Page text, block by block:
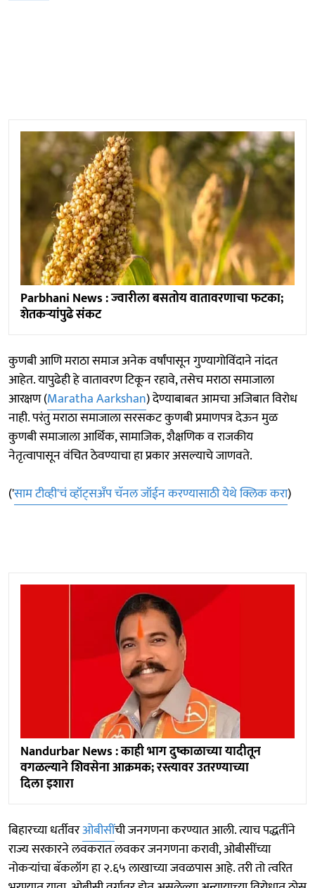
Parbhani News : ज्वारीला बसतोय वातावरणाचा फटका;
शेतकऱ्यांपुढे संकट
कुणबी आणि मराठा समाज अनेक वर्षांपासून गुण्यागोविंदाने नांदत
आहेत. यापुढेही हे वातावरण टिकून रहावे, तसेच मराठा समाजाला
आरक्षण (Maratha Aarkshan) देण्याबाबत आमचा अजिबात विरोध
नाही. परंतु मराठा समाजाला सरसकट कुणबी प्रमाणपत्र देऊन मुळ
कुणबी समाजाला आर्थिक, सामाजिक, शैक्षणिक व राजकीय
नेतृत्वापासून वंचित ठेवण्याचा हा प्रकार असल्याचे जाणवते.
('साम टीव्ही'चं व्हॉट्सअँप चॅनल जॉईन करण्यासाठी येथे क्लिक करा)
Nandurbar News : काही भाग दुष्काळाच्या यादीतून
वगळल्याने शिवसेना आक्रमक; रस्त्यावर उतरण्याच्या
दिला इशारा
बिहारच्या धर्तीवरओबीसींची जनगणना करण्यात आली. त्याच पद्धतींने
राज्य सरकारने लवकरात लवकर जनगणना करावी, ओबीसींच्या
नोकऱ्यांचा बॅकलॉग हा २.६५ लाखाच्या जवळपास आहे. तरी तो त्वरित